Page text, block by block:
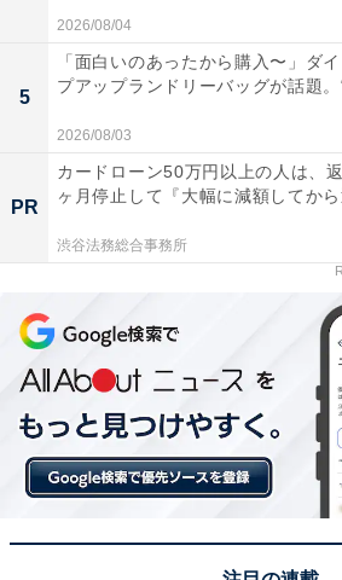
2026/08/04
5
「面白いのあったから購入〜」ダ
プアップランドリーバッグが話題
2026/08/03
PR
カードローン50万円以上の人は、
ヶ月停止して『大幅に減額してか
渋谷法務総合事務所